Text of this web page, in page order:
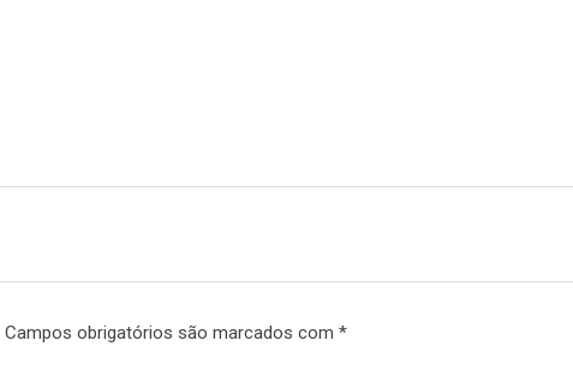
Campos obrigatórios são marcados com *